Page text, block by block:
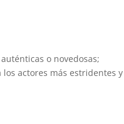
o novedosas;
actores más estridentes y